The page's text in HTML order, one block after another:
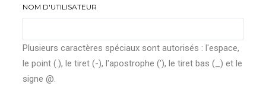
NOM D'UTILISATEUR
Plusieurs caractères spéciaux sont autorisés : l'espace,
le point (.), le tiret (-), l'apostrophe ('), le tiret bas (_) et le
signe @.